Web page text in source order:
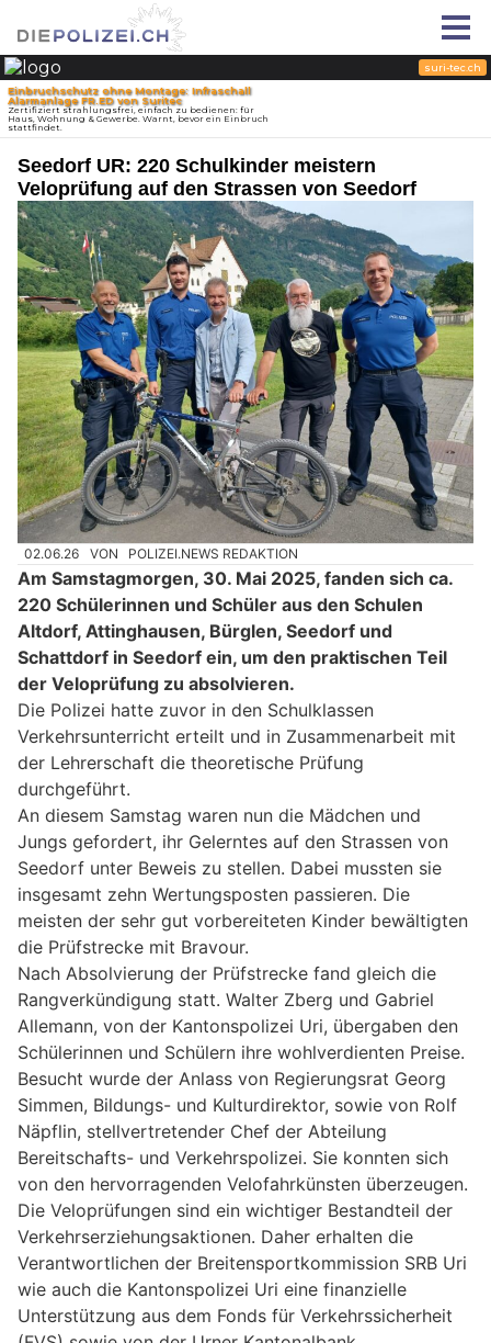
Seedorf UR: 220 Schulkinder meistern
Veloprüfung auf den Strassen von Seedorf
02.06.26 VON POLIZEI.NEWS REDAKTION
Am Samstagmorgen, 30. Mai 2025, fanden sich ca.
220 Schülerinnen und Schüler aus den Schulen
Altdorf, Attinghausen, Bürglen, Seedorf und
Schattdorf in Seedorf ein, um den praktischen Teil
der Veloprüfung zu absolvieren.
Die Polizei hatte zuvor in den Schulklassen
Verkehrsunterricht erteilt und in Zusammenarbeit mit
der Lehrerschaft die theoretische Prüfung
durchgeführt.
An diesem Samstag waren nun die Mädchen und
Jungs gefordert, ihr Gelerntes auf den Strassen von
Seedorf unter Beweis zu stellen. Dabei mussten sie
insgesamt zehn Wertungsposten passieren. Die
meisten der sehr gut vorbereiteten Kinder bewältigten
die Prüfstrecke mit Bravour.
Nach Absolvierung der Prüfstrecke fand gleich die
Rangverkündigung statt. Walter Zberg und Gabriel
Allemann, von der Kantonspolizei Uri, übergaben den
Schülerinnen und Schülern ihre wohlverdienten Preise.
Besucht wurde der Anlass von Regierungsrat Georg
Simmen, Bildungs- und Kulturdirektor, sowie von Rolf
Näpflin, stellvertretender Chef der Abteilung
Bereitschafts- und Verkehrspolizei. Sie konnten sich
von den hervorragenden Velofahrkünsten überzeugen.
Die Veloprüfungen sind ein wichtiger Bestandteil der
Verkehrserziehungsaktionen. Daher erhalten die
Verantwortlichen der Breitensportkommission SRB Uri
wie auch die Kantonspolizei Uri eine finanzielle
Unterstützung aus dem Fonds für Verkehrssicherheit